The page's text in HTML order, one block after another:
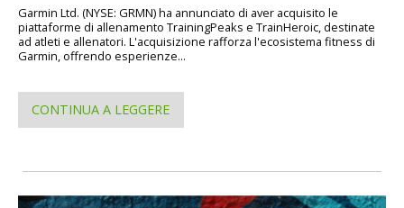
Garmin Ltd. (NYSE: GRMN) ha annunciato di aver acquisito le
piattaforme di allenamento TrainingPeaks e TrainHeroic, destinate
ad atleti e allenatori. L'acquisizione rafforza l'ecosistema fitness di
Garmin, offrendo esperienze...
CONTINUA A LEGGERE